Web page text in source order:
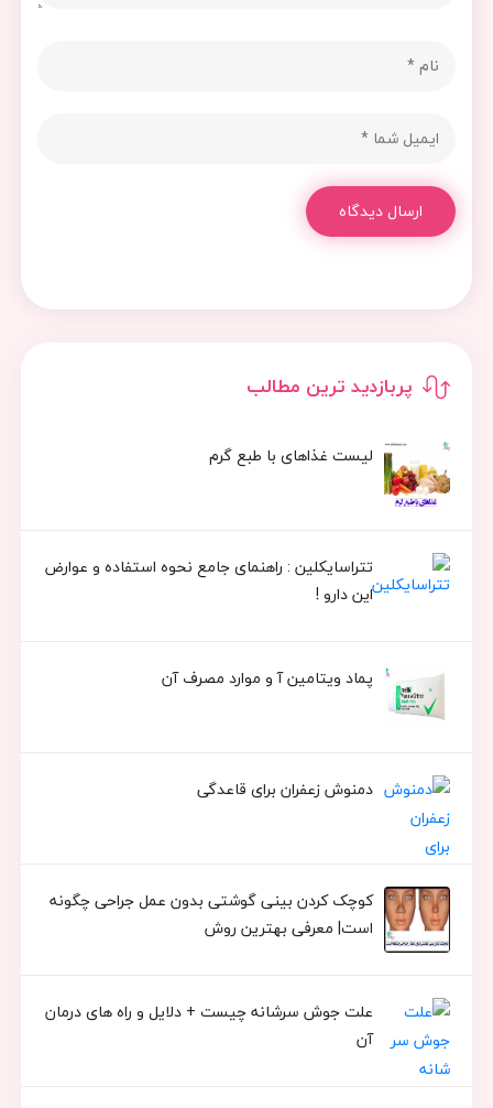
پربازدید ترین مطالب
لیست غذاهای با طبع گرم
تتراسایکلین : راهنمای جامع نحوه استفاده و عوارض
این دارو !
پماد ویتامین آ و موارد مصرف آن
دمنوش زعفران برای قاعدگی
کوچک کردن بینی گوشتی بدون عمل جراحی چگونه
است| معرفی بهترین روش
علت جوش سرشانه چیست + دلایل و راه های درمان
آن
ارسال دیدگاه